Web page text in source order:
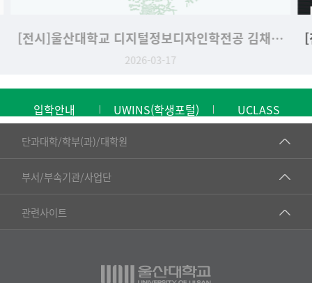
[전시] 2025 디지털콘텐츠디자인학전공 2,3학년 과제작품 전시회 (25.12.11~)
2025-12-11
입학안내 UWINS(학생포털) UCLASS
단과대학/학부(과)/대학원
■인문대학
▷국어국문학부
▷일본어·일본학과
▷프랑스어·프랑스학과
부서/부속기관/사업단
공동기기센터
공학교육혁신센터
관련사이트
건강가정지원센터
교수협의회